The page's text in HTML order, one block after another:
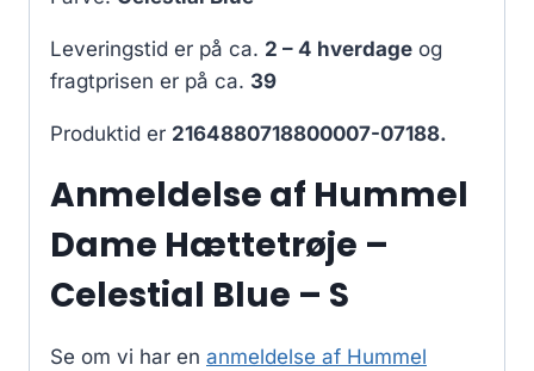
Leveringstid er på ca. 2 – 4 hverdage og
fragtprisen er på ca. 39
Produktid er 2164880718800007-07188.
Anmeldelse af Hummel
Dame Hættetrøje –
Celestial Blue – S
Se om vi har en anmeldelse af Hummel